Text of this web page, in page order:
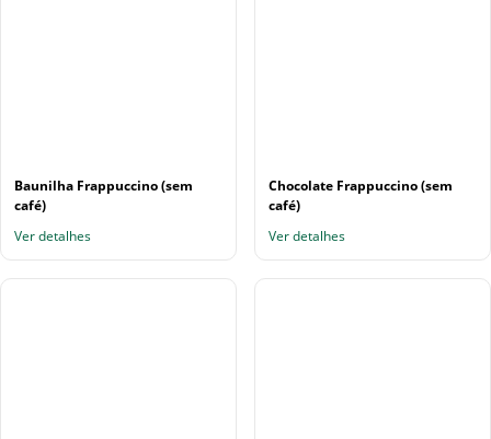
Baunilha Frappuccino (sem
café)
Ver detalhes
Chocolate Frappuccino (sem
café)
Ver detalhes